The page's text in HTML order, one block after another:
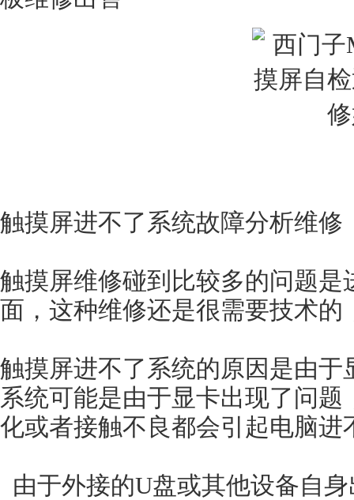
触摸屏进不了系统故障分析维修
触摸屏维修碰到比较多的问题
面，这种维修还是很需要技术
触摸屏进不了系统的原因是由
系统可能是由于显卡出现了问
化或者接触不良都会引起电脑进
由于外接的U盘或其他设备自